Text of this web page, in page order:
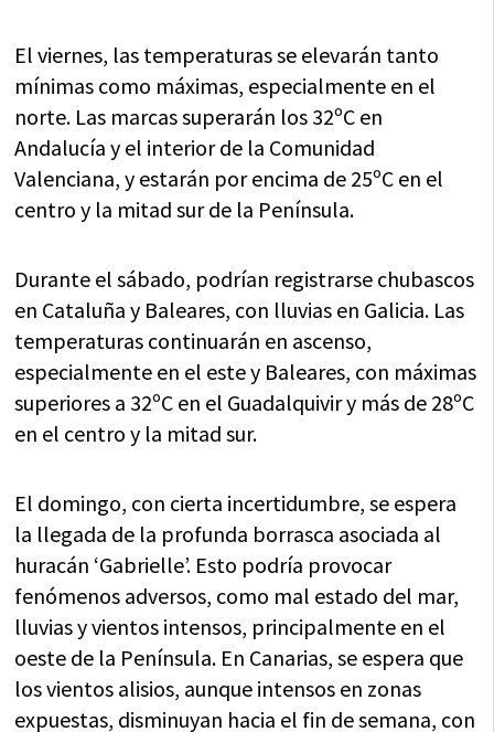
El viernes, las temperaturas se elevarán tanto
mínimas como máximas, especialmente en el
norte. Las marcas superarán los 32ºC en
Andalucía y el interior de la Comunidad
Valenciana, y estarán por encima de 25ºC en el
centro y la mitad sur de la Península.
Durante el sábado, podrían registrarse chubascos
en Cataluña y Baleares, con lluvias en Galicia. Las
temperaturas continuarán en ascenso,
especialmente en el este y Baleares, con máximas
superiores a 32ºC en el Guadalquivir y más de 28ºC
en el centro y la mitad sur.
El domingo, con cierta incertidumbre, se espera
la llegada de la profunda borrasca asociada al
huracán ‘Gabrielle’. Esto podría provocar
fenómenos adversos, como mal estado del mar,
lluvias y vientos intensos, principalmente en el
oeste de la Península. En Canarias, se espera que
los vientos alisios, aunque intensos en zonas
expuestas, disminuyan hacia el fin de semana, con